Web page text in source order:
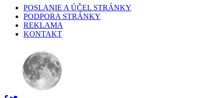
POSLANIE A ÚČEL STRÁNKY
PODPORA STRÁNKY
REKLAMA
KONTAKT